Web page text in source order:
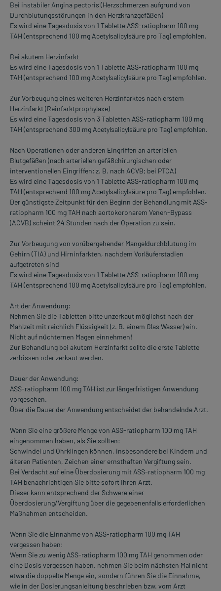
Bei instabiler Angina pectoris (Herzschmerzen aufgrund von
Durchblutungsstörungen in den Herzkranzgefäßen)
Es wird eine Tagesdosis von 1 Tablette ASS-ratiopharm 100 mg
TAH (entsprechend 100 mg Acetylsalicylsäure pro Tag) empfohlen.
Bei akutem Herzinfarkt
Es wird eine Tagesdosis von 1 Tablette ASS-ratiopharm 100 mg
TAH (entsprechend 100 mg Acetylsalicylsäure pro Tag) empfohlen.
Zur Vorbeugung eines weiteren Herzinfarktes nach erstem
Herzinfarkt (Reinfarktprophylaxe)
Es wird eine Tagesdosis von 3 Tabletten ASS-ratiopharm 100 mg
TAH (entsprechend 300 mg Acetylsalicylsäure pro Tag) empfohlen.
Nach Operationen oder anderen Eingriffen an arteriellen
Blutgefäßen (nach arteriellen gefäßchirurgischen oder
interventionellen Eingriffen; z. B. nach ACVB; bei PTCA)
Es wird eine Tagesdosis von 1 Tablette ASS-ratiopharm 100 mg
TAH (entsprechend 100 mg Acetylsalicylsäure pro Tag) empfohlen.
Der günstigste Zeitpunkt für den Beginn der Behandlung mit ASS-
ratiopharm 100 mg TAH nach aortokoronarem Venen-Bypass
(ACVB) scheint 24 Stunden nach der Operation zu sein.
Zur Vorbeugung von vorübergehender Mangeldurchblutung im
Gehirn (TIA) und Hirninfarkten, nachdem Vorläuferstadien
aufgetreten sind
Es wird eine Tagesdosis von 1 Tablette ASS-ratiopharm 100 mg
TAH (entsprechend 100 mg Acetylsalicylsäure pro Tag) empfohlen.
Art der Anwendung:
Nehmen Sie die Tabletten bitte unzerkaut möglichst nach der
Mahlzeit mit reichlich Flüssigkeit (z. B. einem Glas Wasser) ein.
Nicht auf nüchternen Magen einnehmen!
Zur Behandlung bei akutem Herzinfarkt sollte die erste Tablette
zerbissen oder zerkaut werden.
Dauer der Anwendung:
ASS-ratiopharm 100 mg TAH ist zur längerfristigen Anwendung
vorgesehen.
Über die Dauer der Anwendung entscheidet der behandelnde Arzt.
Wenn Sie eine größere Menge von ASS-ratiopharm 100 mg TAH
eingenommen haben, als Sie sollten:
Schwindel und Ohrklingen können, insbesondere bei Kindern und
älteren Patienten, Zeichen einer ernsthaften Vergiftung sein.
Bei Verdacht auf eine Überdosierung mit ASS-ratiopharm 100 mg
TAH benachrichtigen Sie bitte sofort Ihren Arzt.
Dieser kann entsprechend der Schwere einer
Überdosierung/Vergiftung über die gegebenenfalls erforderlichen
Maßnahmen entscheiden.
Wenn Sie die Einnahme von ASS-ratiopharm 100 mg TAH
vergessen haben:
Wenn Sie zu wenig ASS-ratiopharm 100 mg TAH genommen oder
eine Dosis vergessen haben, nehmen Sie beim nächsten Mal nicht
etwa die doppelte Menge ein, sondern führen Sie die Einnahme,
wie in der Dosierungsanleitung beschrieben bzw. vom Arzt